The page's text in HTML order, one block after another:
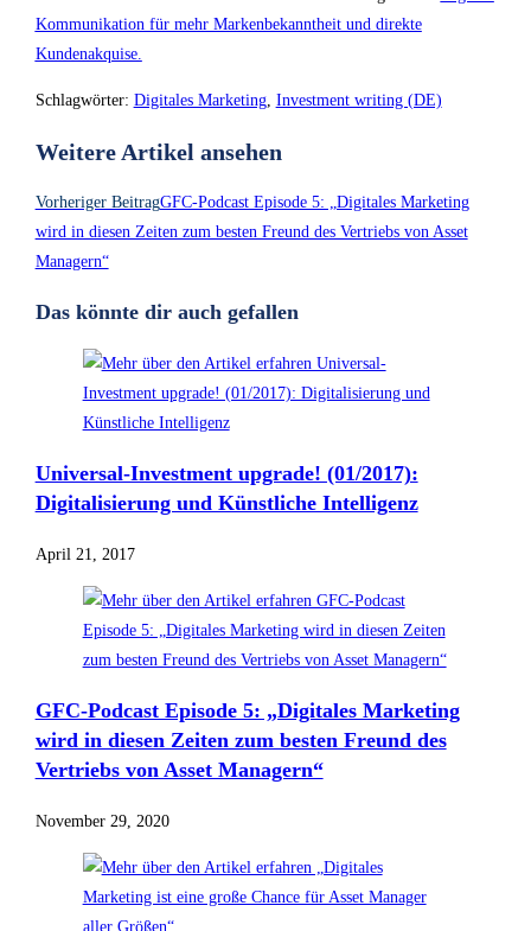
Kommunikation für mehr Markenbekanntheit und direkte
Kundenakquise.
Schlagwörter: Digitales Marketing, Investment writing (DE)
Weitere Artikel ansehen
Vorheriger BeitragGFC-Podcast Episode 5: „Digitales Marketing
wird in diesen Zeiten zum besten Freund des Vertriebs von Asset
Managern“
Das könnte dir auch gefallen
Universal-Investment upgrade! (01/2017):
Digitalisierung und Künstliche Intelligenz
April 21, 2017
GFC-Podcast Episode 5: „Digitales Marketing
wird in diesen Zeiten zum besten Freund des
Vertriebs von Asset Managern“
November 29, 2020